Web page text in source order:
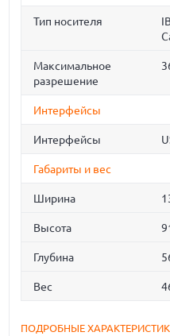
Тип носителя
Максимальное
разрешение
Интерфейсы
Интерфейсы
Габариты и вес
Ширина
Высота
Глубина
Вес
ПОДРОБНЫЕ